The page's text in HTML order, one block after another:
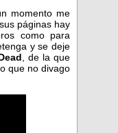
momento me
páginas hay
como para
y se deje
, de la que
que no divago